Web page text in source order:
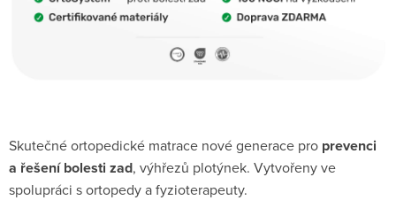
Skutečné ortopedické matrace nové generace pro prevenci
a řešení bolesti zad, výhřezů plotýnek. Vytvořeny ve
spolupráci s ortopedy a fyzioterapeuty.